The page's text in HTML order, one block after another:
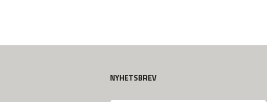
NYHETSBREV